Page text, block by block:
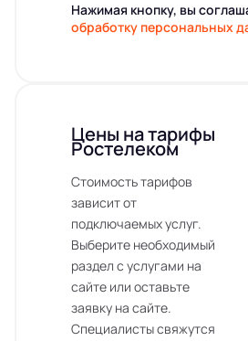
Нажимая кнопку, вы
обработку персональных
Цены на тарифы
Ростелеком
Стоимость тарифов
зависит от
подключаемых услуг.
Выберите необходимый
раздел с услугами на
сайте или оставьте
заявку на сайте.
Специалисты свяжутся